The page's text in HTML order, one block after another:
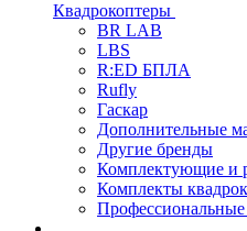
Квадрокоптеры
BR LAB
LBS
R:ED БПЛА
Rufly
Гаскар
Дополнительные
Другие бренды
Комплектующие и
Комплекты